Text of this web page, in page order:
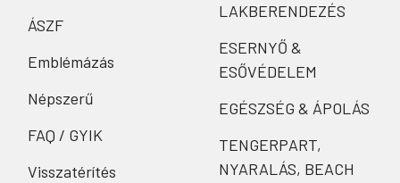
ÁSZF
Emblémázás
Népszerű
FAQ / GYIK
Visszatérítés
LAKBERENDEZÉS
ESERNYŐ &
ESŐVÉDELEM
EGÉSZSÉG & ÁPOLÁS
TENGERPART,
NYARALÁS, BEACH